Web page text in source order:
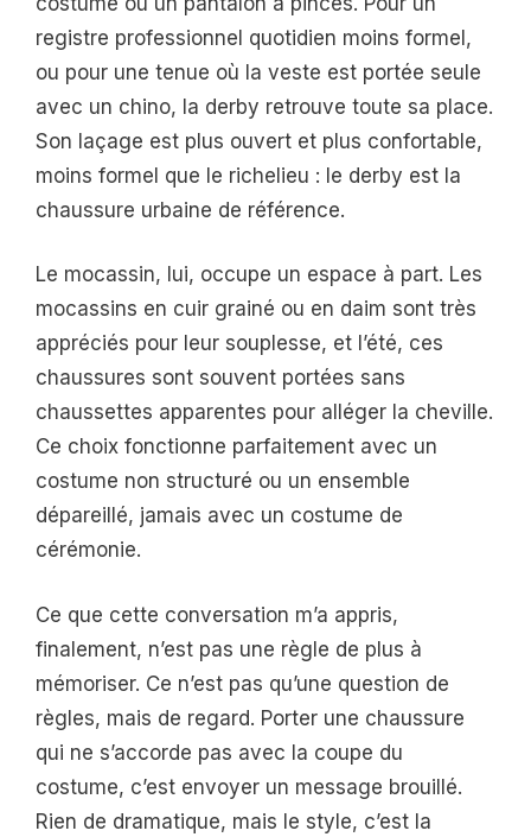
registre professionnel quotidien moins formel,
ou pour une tenue où la veste est portée seule
avec un chino, la derby retrouve toute sa place.
Son laçage est plus ouvert et plus confortable,
moins formel que le richelieu : le derby est la
chaussure urbaine de référence.
Le mocassin, lui, occupe un espace à part. Les
mocassins en cuir grainé ou en daim sont très
appréciés pour leur souplesse, et l’été, ces
chaussures sont souvent portées sans
chaussettes apparentes pour alléger la cheville.
Ce choix fonctionne parfaitement avec un
costume non structuré ou un ensemble
dépareillé, jamais avec un costume de
cérémonie.
Ce que cette conversation m’a appris,
finalement, n’est pas une règle de plus à
mémoriser. Ce n’est pas qu’une question de
règles, mais de regard. Porter une chaussure
qui ne s’accorde pas avec la coupe du
costume, c’est envoyer un message brouillé.
Rien de dramatique, mais le style, c’est la